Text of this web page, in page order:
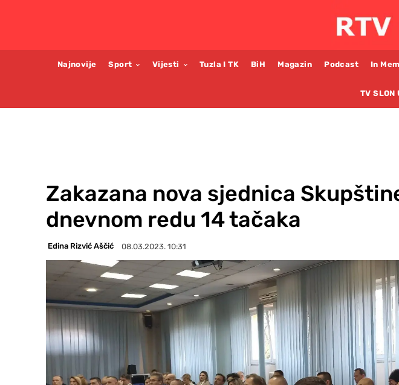
Najnovije Sport Vijesti Tuzla I TK BiH Magazin Podcast In
TV SLON
Zakazana nova sjednica
dnevnom redu 14 tačaka
Edina Rizvić Aščić 08.03.2023. 10:31